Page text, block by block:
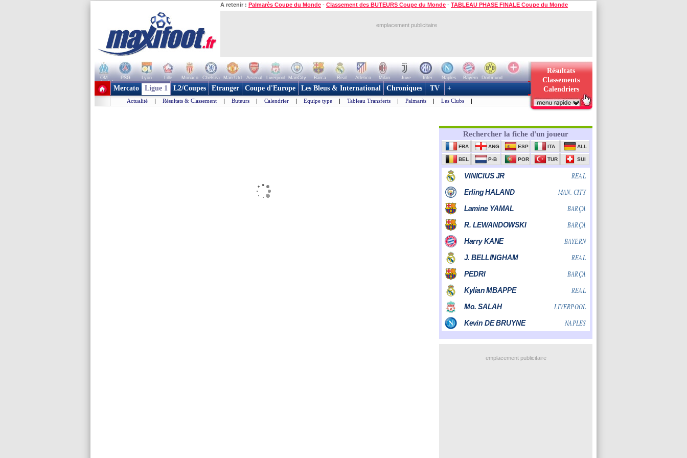
A retenir : Palmarès Coupe du Monde - Classement des BUTEURS Coupe du Monde - TABLEAU PHASE FINALE Coupe du Monde
emplacement publicitaire
OM PSG Lyon Lille Monaco Chelsea Man Utd Arsenal Liverpool ManCity Barca Real Atletico Milan Juve Inter Naples Bayern
Dortmund
+ de clubs
Résultats
Classements
Calendriers
Mercato Ligue 1 L2/Coupes Etranger Coupe d'Europe Les Bleus & International Chroniques TV +
Actualité | Résultats & Classement | Buteurs | Calendrier | Equipe type | Tableau Transferts | Palmarès | Les Clubs |
emplacement publicitaire